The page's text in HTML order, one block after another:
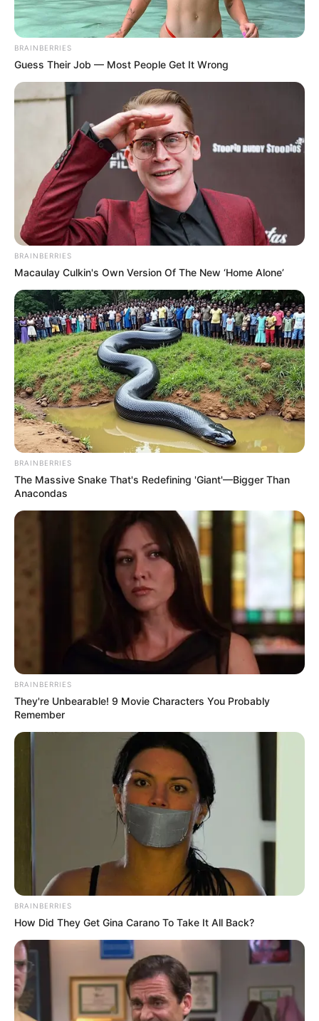
BRAINBERRIES
Guess Their Job — Most People Get It Wrong
BRAINBERRIES
Macaulay Culkin's Own Version Of The New ‘Home Alone’
BRAINBERRIES
The Massive Snake That's Redefining 'Giant'—Bigger Than
Anacondas
BRAINBERRIES
They're Unbearable! 9 Movie Characters You Probably
Remember
BRAINBERRIES
How Did They Get Gina Carano To Take It All Back?